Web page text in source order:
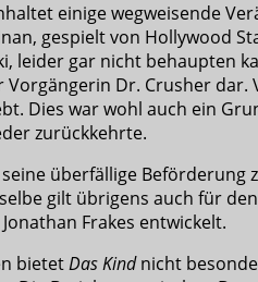
einige wegweisende
gespielt von Hollywood
leider gar nicht behaupten
Dr. Crusher
Dies war wohl auch ein
zurückkehrte.
überfällige
gilt übrigens auch für
Frakes entwickelt.
bietetDas Kindnicht